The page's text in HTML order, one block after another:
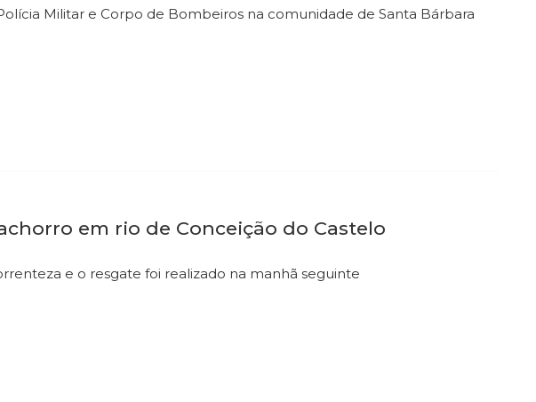
Militar e Corpo de Bombeiros na comunidade de Santa Bárbara
em rio de Conceição do Castelo
e o resgate foi realizado na manhã seguinte